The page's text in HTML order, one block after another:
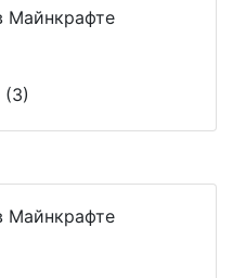
(3)